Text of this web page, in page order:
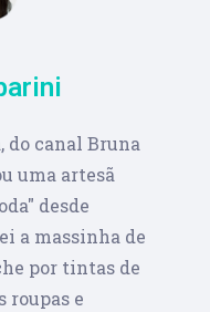
do canal Bruna
uma artesã
desde
a massinha de
por tintas de
roupas e